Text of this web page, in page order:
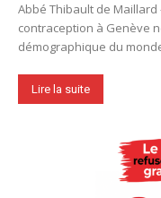
Abbé Thibault de
contraception à Genève
démographique du
Lire la suite